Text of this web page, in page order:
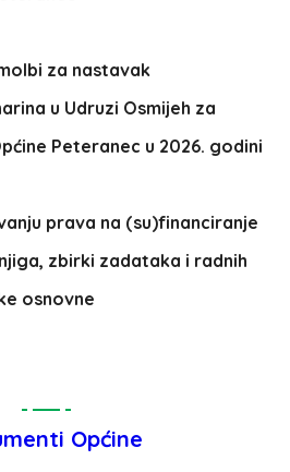
za nastavak
u Udruzi Osmijeh za
Peteranec u 2026. godini
prava na (su)financiranje
zbirki zadataka i radnih
osnovne
Općine